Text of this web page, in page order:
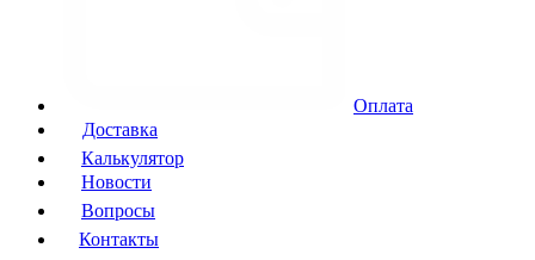
Оплата
Доставка
Калькулятор
Новости
Вопросы
Контакты